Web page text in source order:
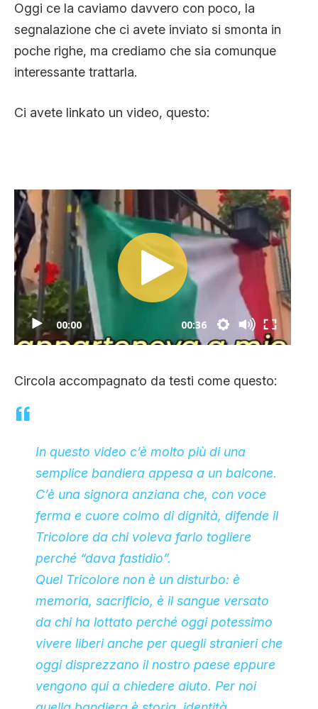
Oggi ce la caviamo davvero con poco, la
segnalazione che ci avete inviato si smonta in
poche righe, ma crediamo che sia comunque
interessante trattarla.
Ci avete linkato un video, questo:
00:00 00:36
Circola accompagnato da testi come questo:
In questo video c’è molto più di una
semplice bandiera appesa a un balcone.
C’è una signora anziana che, con voce
ferma e cuore colmo di dignità, difende il
Tricolore da chi voleva farlo togliere
perché “dava fastidio”.
Quel Tricolore non è un disturbo: è
memoria, sacrificio, è il sangue versato
da chi ha lottato perché oggi potessimo
vivere liberi anche per quegli stranieri che
oggi disprezzano il nostro paese eppure
vengono qui a chiedere aiuto. Per noi